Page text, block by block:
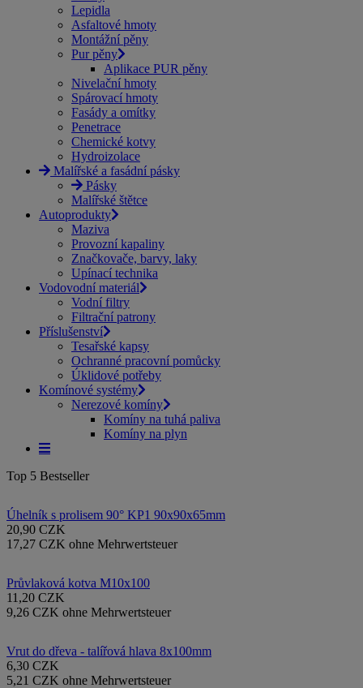
Lepidla
Asfaltové hmoty
Montážní pěny
Pur pěny
Aplikace PUR pěny
Nivelační hmoty
Spárovací hmoty
Fasády a omítky
Penetrace
Chemické kotvy
Hydroizolace
Malířské a fasádní pásky
Pásky
Malířské štětce
Autoprodukty
Maziva
Provozní kapaliny
Značkovače, barvy, laky
Upínací technika
Vodovodní materiál
Vodní filtry
Filtrační patrony
Příslušenství
Tesařské kapsy
Ochranné pracovní pomůcky
Úklidové potřeby
Komínové systémy
Nerezové komíny
Komíny na tuhá paliva
Komíny na plyn
Top 5 Bestseller
Úhelník s prolisem 90° KP1 90x90x65mm
20,90 CZK
17,27 CZK ohne Mehrwertsteuer
Průvlaková kotva M10x100
11,20 CZK
9,26 CZK ohne Mehrwertsteuer
Vrut do dřeva - talířová hlava 8x100mm
6,30 CZK
5,21 CZK ohne Mehrwertsteuer